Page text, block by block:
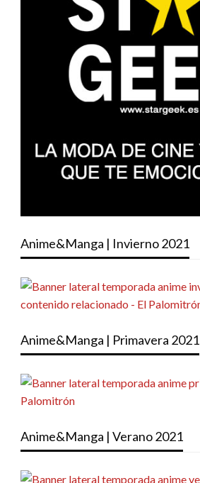
Anime&Manga | Invierno 2021
Anime&Manga | Primavera 2021
Anime&Manga | Verano 2021